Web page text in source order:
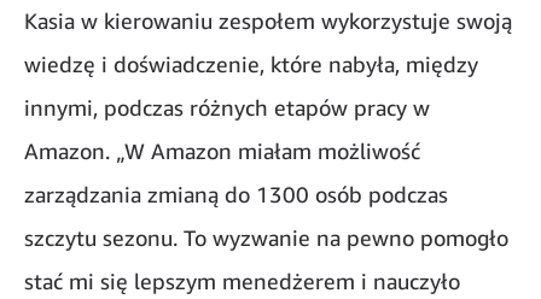
Kasia w kierowaniu zespołem wykorzystuje swoją
wiedzę i doświadczenie, które nabyła, między
innymi, podczas różnych etapów pracy w
Amazon. „W Amazon miałam możliwość
zarządzania zmianą do 1300 osób podczas
szczytu sezonu. To wyzwanie na pewno pomogło
stać mi się lepszym menedżerem i nauczyło